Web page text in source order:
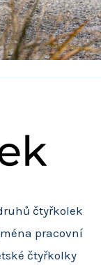
čtyřkolek
pracovní
čtyřkolky